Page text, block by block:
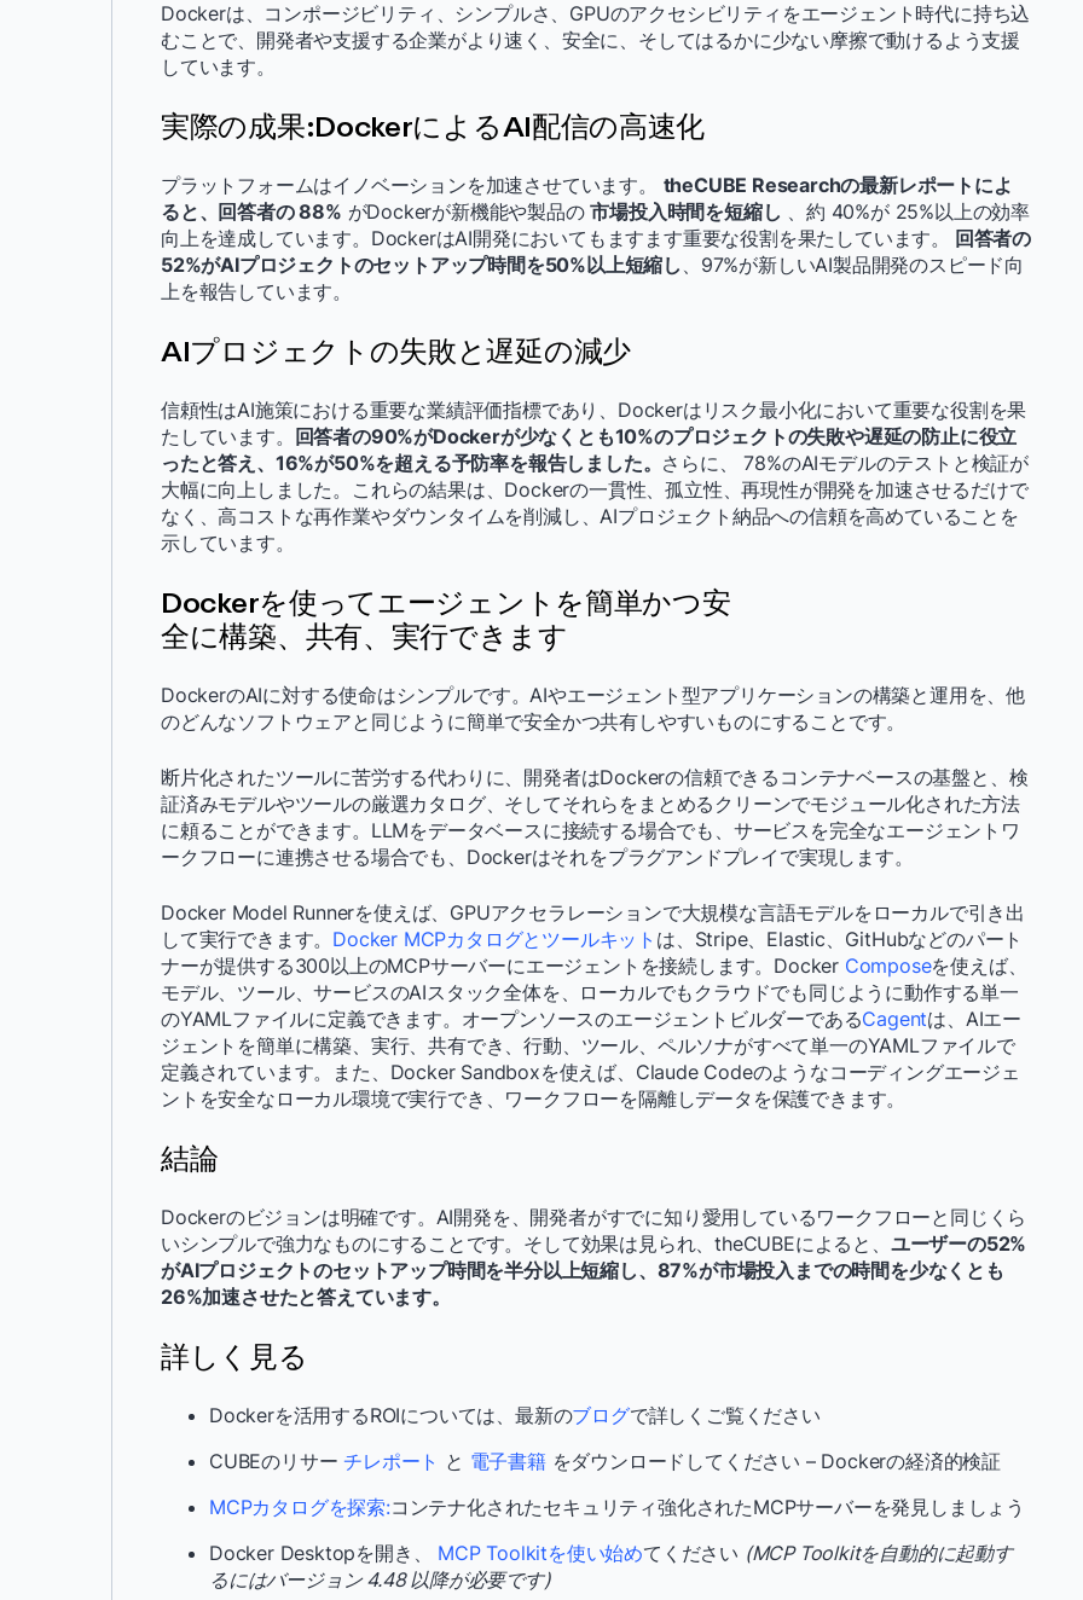
Dockerは、コンポージビリティ、シンプルさ、GPUのアクセシビリティをエージェント時代に持ち込
むことで、開発者や支援する企業がより速く、安全に、そしてはるかに少ない摩擦で動けるよう支援
しています。
実際の成果:DockerによるAI配信の高速化
プラットフォームはイノベーションを加速させています。 theCUBE Researchの最新レポートによ
ると、回答者の 88% がDockerが新機能や製品の市場投入時間を短縮し 、約 40%が 25%以上の効率
向上を達成しています。DockerはAI開発においてもますます重要な役割を果たしています。
回答者の
52%がAIプロジェクトのセットアップ時間を50%以上短縮し 、97%が新しいAI製品開発のスピード向
上を報告しています。
AIプロジェクトの失敗と遅延の減少
信頼性はAI施策における重要な業績評価指標であり、Dockerはリスク最小化において重要な役割を果
たしています。
回答者の90%がDockerが少なくとも10%のプロジェクトの失敗や遅延の防止に役立
ったと答え、16%が50%を超える予防率を報告しました。 さらに、 78%のAIモデルのテストと検証が
大幅に向上しました。これらの結果は、Dockerの一貫性、孤立性、再現性が開発を加速させるだけで
なく、高コストな再作業やダウンタイムを削減し、AIプロジェクト納品への信頼を高めていることを
示しています。
Dockerを使ってエージェントを簡単かつ安
全に構築、共有、実行できます
DockerのAIに対する使命はシンプルです。AIやエージェント型アプリケーションの構築と運用を、他
のどんなソフトウェアと同じように簡単で安全かつ共有しやすいものにすることです。
断片化されたツールに苦労する代わりに、開発者はDockerの信頼できるコンテナベースの基盤と、検
証済みモデルやツールの厳選カタログ、そしてそれらをまとめるクリーンでモジュール化された方法
に頼ることができます。LLMをデータベースに接続する場合でも、サービスを完全なエージェントワ
ークフローに連携させる場合でも、Dockerはそれをプラグアンドプレイで実現します。
Docker Model Runnerを使えば、GPUアクセラレーションで大規模な言語モデルをローカルで引き出
して実行できます。 Docker MCPカタログとツールキット は、Stripe、Elastic、GitHubなどのパート
ナーが提供する300以上のMCPサーバーにエージェントを接続します。Docker Composeを使えば、
モデル、ツール、サービスのAIスタック全体を、ローカルでもクラウドでも同じように動作する単一
のYAMLファイルに定義できます。オープンソースのエージェントビルダーであるCagentは、AIエー
ジェントを簡単に構築、実行、共有でき、行動、ツール、ペルソナがすべて単一のYAMLファイルで
定義されています。また、Docker Sandboxを使えば、Claude Codeのようなコーディングエージェ
ントを安全なローカル環境で実行でき、ワークフローを隔離しデータを保護できます。
結論
Dockerのビジョンは明確です。AI開発を、開発者がすでに知り愛用しているワークフローと同じくら
いシンプルで強力なものにすることです。そして効果は見られ、theCUBEによると、 ユーザーの52%
がAIプロジェクトのセットアップ時間を半分以上短縮し、87%が市場投入までの時間を少なくとも
26%加速させたと答えています。
詳しく見る
Dockerを活用するROIについては、最新のブログで詳しくご覧ください
CUBEのリサーチレポート と 電子書籍をダウンロードしてください – Dockerの経済的検証
MCPカタログを探索:コンテナ化されたセキュリティ強化されたMCPサーバーを発見しましょう
Docker Desktopを開き、
MCP Toolkitを使い始めてください (MCP Toolkitを自動的に起動す
るにはバージョン 4.48 以降が必要です)